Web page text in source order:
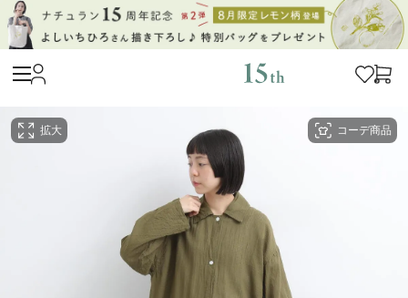
コーデ商品
拡大